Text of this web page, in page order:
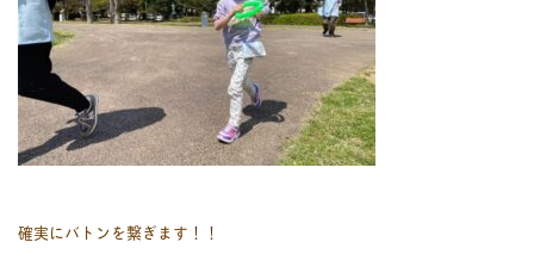
確実にバトンを繋ぎます！！